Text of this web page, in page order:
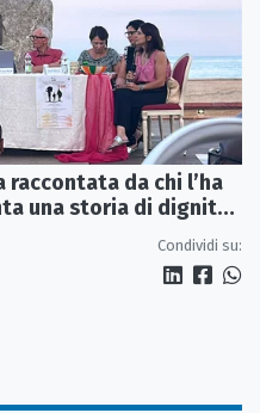
raccontata da chi l’ha
una storia di dignità
Condividi su: